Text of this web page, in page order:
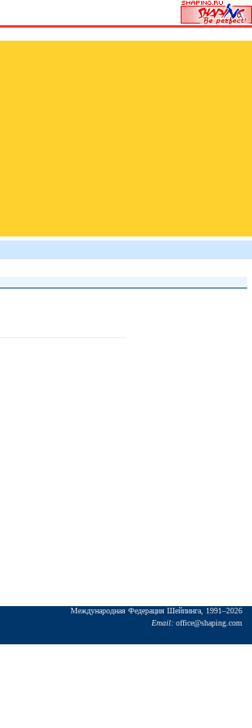
Междунаpодная Федеpация Шейпинга, 1991–2026
Email: office@shaping.com